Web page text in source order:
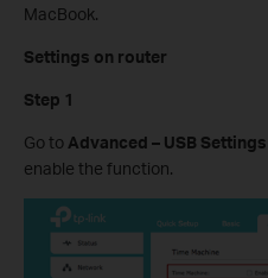
MacBook.
Settings on router
Step 1
Go to Advanced – USB
enable the function.